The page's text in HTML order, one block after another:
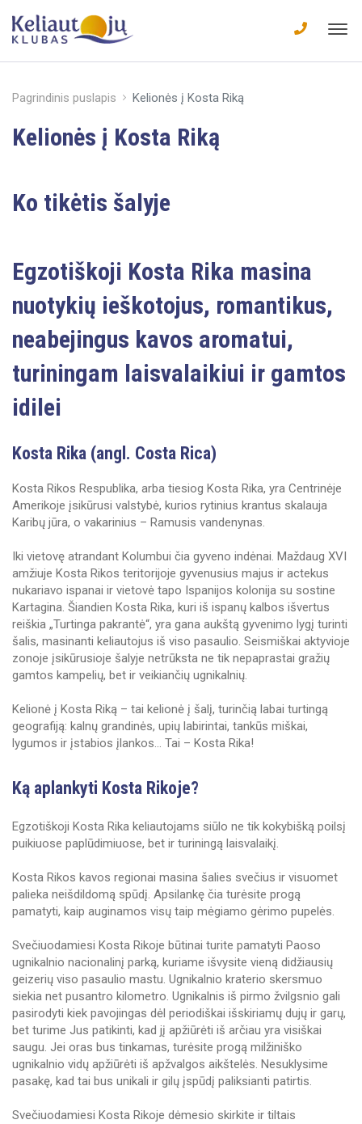
Pagrindinis puslapis Kelionės į Kosta Riką
Kelionės į Kosta Riką
Ko tikėtis šalyje
Egzotiškoji Kosta Rika masina
nuotykių ieškotojus, romantikus,
neabejingus kavos aromatui,
turiningam laisvalaikiui ir gamtos
idilei
Kosta Rika (angl. Costa Rica)
Kosta Rikos Respublika, arba tiesiog Kosta Rika, yra Centrinėje
Amerikoje įsikūrusi valstybė, kurios rytinius krantus skalauja
Karibų jūra, o vakarinius – Ramusis vandenynas.
Iki vietovę atrandant Kolumbui čia gyveno indėnai. Maždaug XVI
amžiuje Kosta Rikos teritorijoje gyvenusius majus ir actekus
nukariavo ispanai ir vietovė tapo Ispanijos kolonija su sostine
Kartagina. Šiandien Kosta Rika, kuri iš ispanų kalbos išvertus
reiškia „Turtinga pakrantė“, yra gana aukštą gyvenimo lygį turinti
šalis, masinanti keliautojus iš viso pasaulio. Seismiškai aktyvioje
zonoje įsikūrusioje šalyje netrūksta ne tik nepaprastai gražių
gamtos kampelių, bet ir veikiančių ugnikalnių.
Kelionė į Kosta Riką – tai kelionė į šalį, turinčią labai turtingą
geografiją: kalnų grandinės, upių labirintai, tankūs miškai,
lygumos ir įstabios įlankos... Tai – Kosta Rika!
Ką aplankyti Kosta Rikoje?
Egzotiškoji Kosta Rika keliautojams siūlo ne tik kokybišką poilsį
puikiuose paplūdimiuose, bet ir turiningą laisvalaikį.
Kosta Rikos kavos regionai masina šalies svečius ir visuomet
palieka neišdildomą spūdį. Apsilankę čia turėsite progą
pamatyti, kaip auginamos visų taip mėgiamo gėrimo pupelės.
Svečiuodamiesi Kosta Rikoje būtinai turite pamatyti Paoso
ugnikalnio nacionalinį parką, kuriame išvysite vieną didžiausių
geizerių viso pasaulio mastu. Ugnikalnio kraterio skersmuo
siekia net pusantro kilometro. Ugnikalnis iš pirmo žvilgsnio gali
pasirodyti kiek pavojingas dėl periodiškai išskiriamų dujų ir garų,
bet turime Jus patikinti, kad jį apžiūrėti iš arčiau yra visiškai
saugu. Jei oras bus tinkamas, turėsite progą milžiniško
ugnikalnio vidų apžiūrėti iš apžvalgos aikštelės. Nesuklysime
pasakę, kad tai bus unikali ir gilų įspūdį paliksianti patirtis.
Svečiuodamiesi Kosta Rikoje dėmesio skirkite ir tiltais